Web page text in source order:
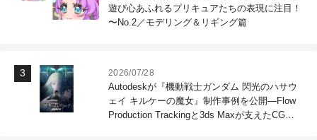
遊び心あふれるプリキュアたちの表現に注目！
〜No.2／モデリング＆リギング篇
2026/07/28
Autodeskが『機動戦士ガンダム 閃光のハサウ
ェイ キルケーの魔女』制作事例を公開―Flow
Production Trackingと3ds Maxが支えたCG制